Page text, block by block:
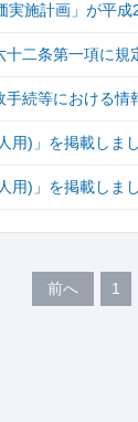
施計画」が平
十二条第一項に
手続等における
用)」を掲載しま
用)」を掲載しま
前へ 1